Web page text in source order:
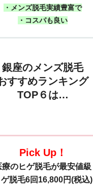
・メンズ脱毛実績豊富で
・コスパも良い
銀座のメンズ脱毛
すすめランキング
TOP６は…
Pick Up！
療のヒゲ脱毛が最安値級
脱毛6回16,800円(税込)